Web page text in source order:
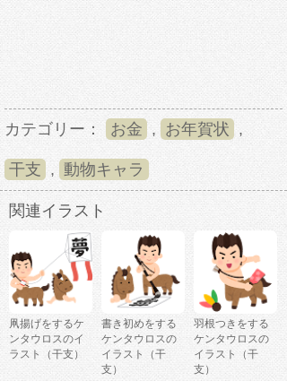
カテゴリー： お金 , お年賀状 ,
干支 , 動物キャラ
関連イラスト
凧揚げをするケ
ンタウロスのイ
ラスト（干支）
書き初めをする
ケンタウロスの
イラスト（干
支）
羽根つきをする
ケンタウロスの
イラスト（干
支）